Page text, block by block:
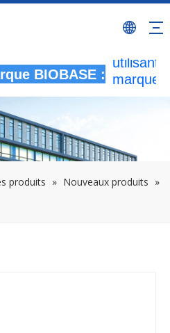
BIOBASE :
Toutes
activités
utilisant
marque
produits » Nouveaux produits »